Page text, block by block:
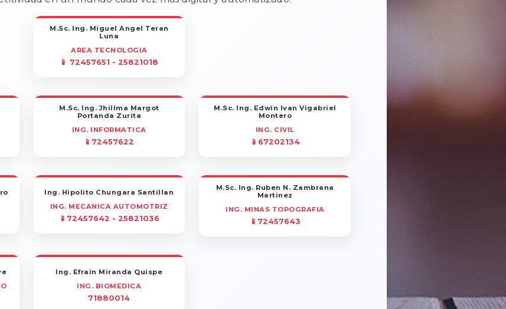
M.Sc. Ing. Miguel Angel Teran
Luna
AREA TECNOLOGIA
📱 72457651 - 25821018
M.Sc. Ing. Jhillma Margot
Portanda Zurita
ING. INFORMATICA
📱72457622
M.Sc. Ing. Edwin Ivan Vigabriel
Montero
ING. CIVIL
📱67202134
Ing. Hipolito Chungara Santillan
ING. MECANICA AUTOMOTRIZ
📱72457642 - 25821036
M.Sc. Ing. Ruben N. Zambrana
Martinez
ING. MINAS TOPOGRAFIA
📱72457643
Ing. Efrain Miranda Quispe
ING. BIOMEDICA
71880014